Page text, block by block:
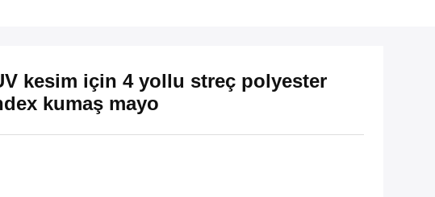
kesim için 4 yollu streç polyester
kumaş mayo